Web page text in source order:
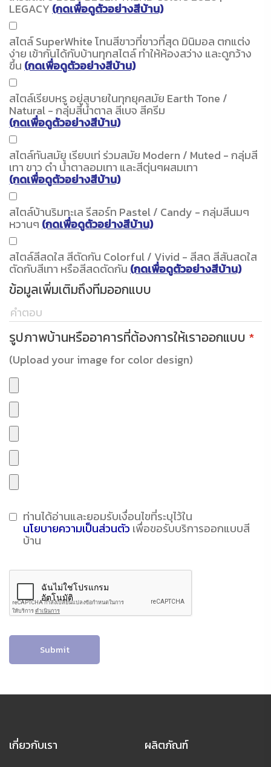
LEGACY (กดเพื่อดูตัวอย่างสีบ้าน)
สไตล์ SuperWhite โทนสีขาวที่ขาวที่สุด มินิมอล ตกแต่ง
ง่าย เข้ากันได้กับบ้านทุกสไตล์ ทำให้ห้องสว่าง และดูกว้าง
ขึ้น (กดเพื่อดูตัวอย่างสีบ้าน)
สไตล์เรียบหรู อยู่สบายในทุกยุคสมัย Earth Tone /
Natural - กลุ่มสีน้ำตาล สีเบจ สีครีม
(กดเพื่อดูตัวอย่างสีบ้าน)
สไตล์ทันสมัย เรียบเท่ ร่วมสมัย Modern / Muted - กลุ่มสี
เทา ขาว ดำ น้ำตาลอมเทา และสีตุ่นๆผสมเทา
(กดเพื่อดูตัวอย่างสีบ้าน)
สไตล์บ้านริมทะเล รีสอร์ท Pastel / Candy - กลุ่มสีนมๆ
หวานๆ (กดเพื่อดูตัวอย่างสีบ้าน)
สไตล์สีสดใส สีตัดกัน Colorful / Vivid - สีสด สีสันสดใส
ตัดกับสีเทา หรือสีสดตัดกัน (กดเพื่อดูตัวอย่างสีบ้าน)
ข้อมูลเพิ่มเติมถึงทีมออกแบบ
รูปภาพบ้านหรืออาคารที่ต้องการให้เราออกแบบ *
(Upload your image for color design)
ท่านได้อ่านและยอมรับเงื่อนไขที่ระบุไว้ใน
นโยบายความเป็นส่วนตัว เพื่อขอรับบริการออกแบบสี
บ้าน
Submit
เกี่ยวกับเรา
ผลิตภัณฑ์